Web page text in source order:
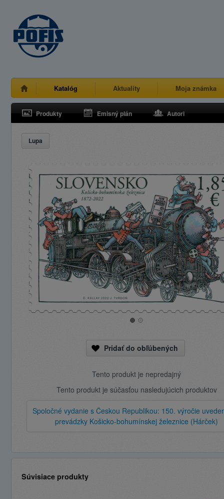
Katalóg Aktuality Moja známka
Produkty Emisný plán Autori
Lupa
Pridať do obľúbených
Tento produkt je nepredajný
Tento produkt je súčasťou nasledujúcich produktov
Spoločné vydanie s Českou Republikou: 150. výročie
prevádzky Košicko-bohumínskej železnice (Hárček)
Súvisiace produkty